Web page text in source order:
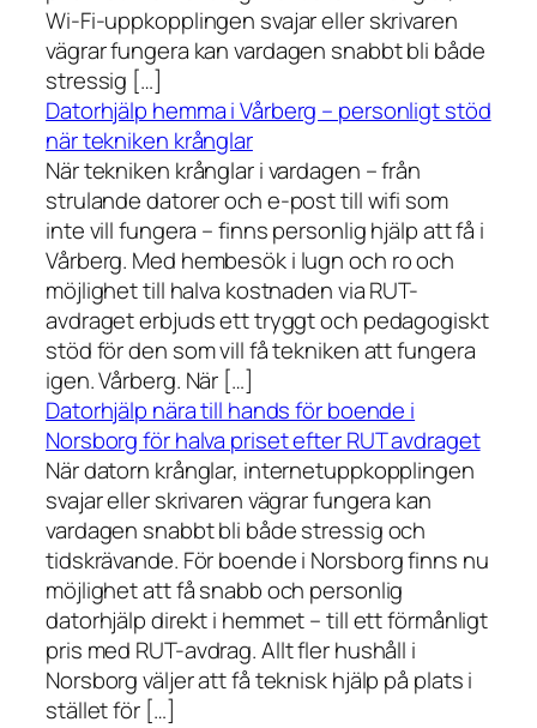
Wi-Fi-uppkopplingen svajar eller skrivaren
vägrar fungera kan vardagen snabbt bli både
stressig […]
Datorhjälp hemma i Vårberg – personligt stöd
när tekniken krånglar
När tekniken krånglar i vardagen – från
strulande datorer och e-post till wifi som
inte vill fungera – finns personlig hjälp att få i
Vårberg. Med hembesök i lugn och ro och
möjlighet till halva kostnaden via RUT-
avdraget erbjuds ett tryggt och pedagogiskt
stöd för den som vill få tekniken att fungera
igen. Vårberg. När […]
Datorhjälp nära till hands för boende i
Norsborg för halva priset efter RUT avdraget
När datorn krånglar, internetuppkopplingen
svajar eller skrivaren vägrar fungera kan
vardagen snabbt bli både stressig och
tidskrävande. För boende i Norsborg finns nu
möjlighet att få snabb och personlig
datorhjälp direkt i hemmet – till ett förmånligt
pris med RUT-avdrag. Allt fler hushåll i
Norsborg väljer att få teknisk hjälp på plats i
stället för […]